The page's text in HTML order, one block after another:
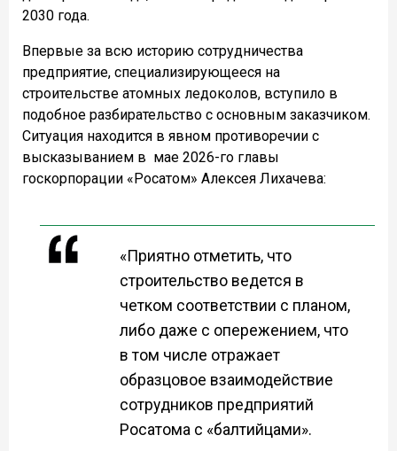
2030 года.
Впервые за всю историю сотрудничества
предприятие, специализирующееся на
строительстве атомных ледоколов, вступило в
подобное разбирательство с основным заказчиком.
Ситуация находится в явном противоречии с
высказыванием в мае 2026-го главы
госкорпорации «Росатом» Алексея Лихачева:
«Приятно отметить, что
строительство ведется в
четком соответствии с планом,
либо даже с опережением, что
в том числе отражает
образцовое взаимодействие
сотрудников предприятий
Росатома с «балтийцами».